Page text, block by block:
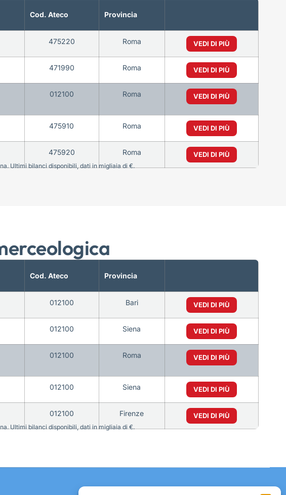
Cod. Ateco Provincia
475220 Roma VEDI DI PIÙ
471990 Roma VEDI DI PIÙ
012100 Roma VEDI DI PIÙ
475910 Roma VEDI DI PIÙ
475920 Roma VEDI DI PIÙ
Ultimi bilanci disponibili, dati in migliaia di €.
Cod. Ateco Provincia
012100 Bari VEDI DI PIÙ
012100 Siena VEDI DI PIÙ
012100 Roma VEDI DI PIÙ
012100 Siena VEDI DI PIÙ
012100 Firenze VEDI DI PIÙ
Ultimi bilanci disponibili, dati in migliaia di €.